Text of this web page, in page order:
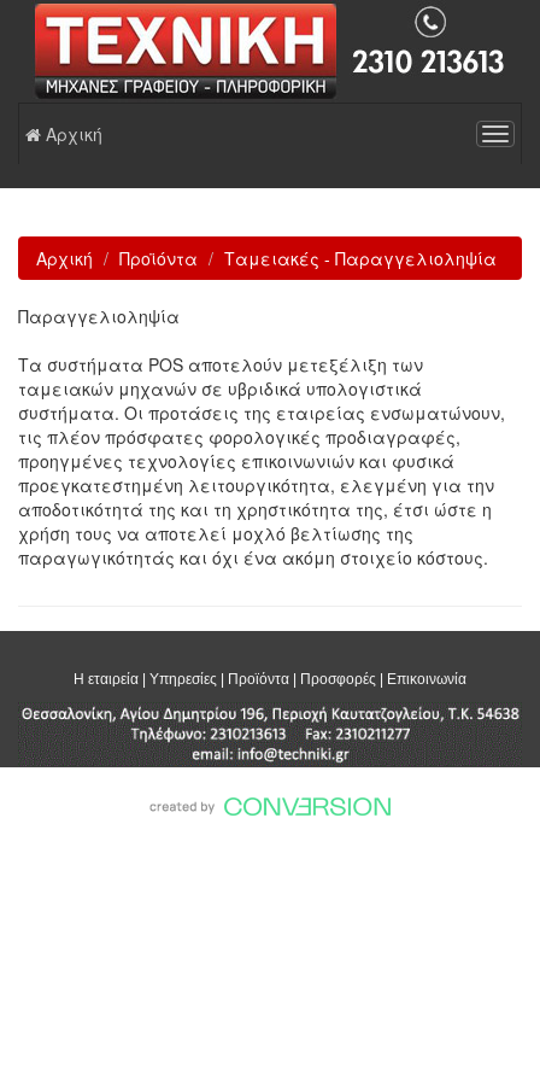
Αρχική
Αρχική Προϊόντα Ταμειακές - Παραγγελιοληψία
Παραγγελιοληψία
Τα συστήματα POS αποτελούν μετεξέλιξη των
ταμειακών μηχανών σε υβριδικά υπολογιστικά
συστήματα. Οι προτάσεις της εταιρείας ενσωματώνουν,
τις πλέον πρόσφατες φορολογικές προδιαγραφές,
προηγμένες τεχνολογίες επικοινωνιών και φυσικά
προεγκατεστημένη λειτουργικότητα, ελεγμένη για την
αποδοτικότητά της και τη χρηστικότητα της, έτσι ώστε η
χρήση τους να αποτελεί μοχλό βελτίωσης της
παραγωγικότητάς και όχι ένα ακόμη στοιχείο κόστους.
Η εταιρεία Υπηρεσίες Προϊόντα Προσφορές Επικοινωνία